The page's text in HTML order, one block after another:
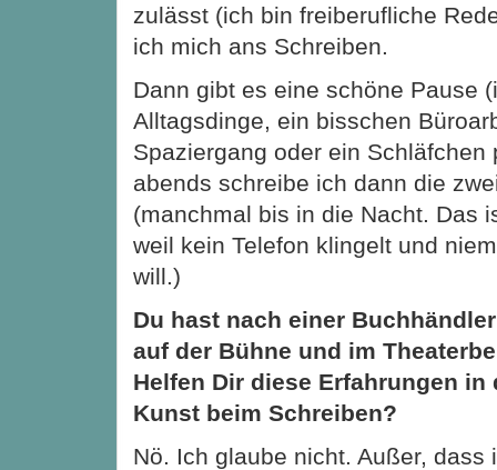
zulässt (ich bin freiberufliche
ich mich ans Schreiben.
Dann gibt es eine schöne Pause
Alltagsdinge, ein bisschen
Spaziergang oder ein Schläfchen
abends schreibe ich dann die
(manchmal bis in die Nacht. Das
weil kein Telefon klingelt und
will.)
Du hast nach einer
auf der Bühne und im
Helfen Dir diese Erfahrungen in
Kunst beim Schreiben?
Nö. Ich glaube nicht. Außer, dass